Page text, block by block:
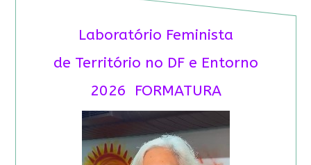
Laboratório Feminista
de Território no DF e Entorno
2026 FORMATURA